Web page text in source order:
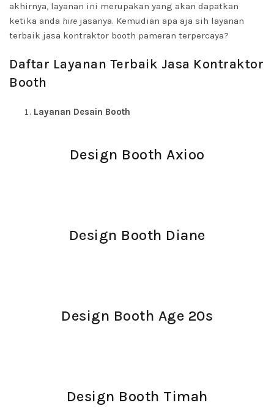
akhirnya, layanan ini merupakan yang akan dapatkan
ketika anda hire jasanya. Kemudian apa aja sih layanan
terbaik jasa kontraktor booth pameran terpercaya?
Daftar Layanan Terbaik Jasa Kontraktor
Booth
Layanan Desain Booth
Design Booth Axioo
Design Booth Diane
Design Booth Age 20s
Design Booth Timah